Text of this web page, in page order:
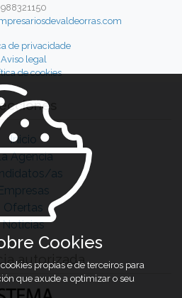
988321150
de privacidade
Aviso legal
de cookies
Inicio
Agencia
as
Ofertas
Noticias
autorizada
Cookies
propias e de terceiros para
que axude a optimizar o seu